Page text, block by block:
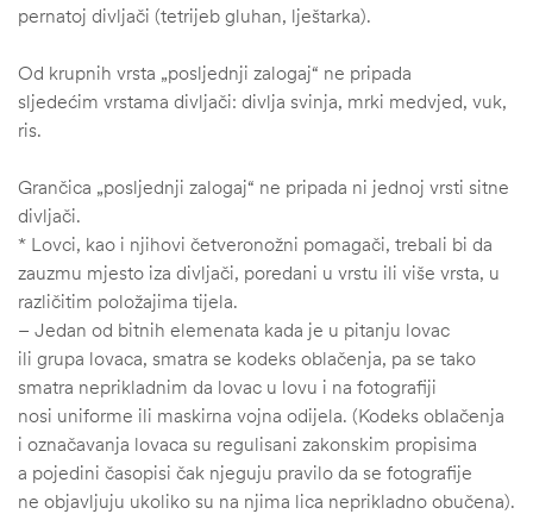
pernatoj divljači (tetrijeb gluhan, lještarka).
Od krupnih vrsta „posljednji zalogaj“ ne pripada
sljedećim vrstama divljači: divlja svinja, mrki medvjed, vuk,
ris.
Grančica „posljednji zalogaj“ ne pripada ni jednoj vrsti sitne
divljači.
* Lovci, kao i njihovi četveronožni pomagači, trebali bi da
zauzmu mjesto iza divljači, poredani u vrstu ili više vrsta, u
različitim položajima tijela.
– Jedan od bitnih elemenata kada je u pitanju lovac
ili grupa lovaca, smatra se kodeks oblačenja, pa se tako
smatra neprikladnim da lovac u lovu i na fotografiji
nosi uniforme ili maskirna vojna odijela. (Kodeks oblačenja
i označavanja lovaca su regulisani zakonskim propisima
a pojedini časopisi čak njeguju pravilo da se fotografije
ne objavljuju ukoliko su na njima lica neprikladno obučena).